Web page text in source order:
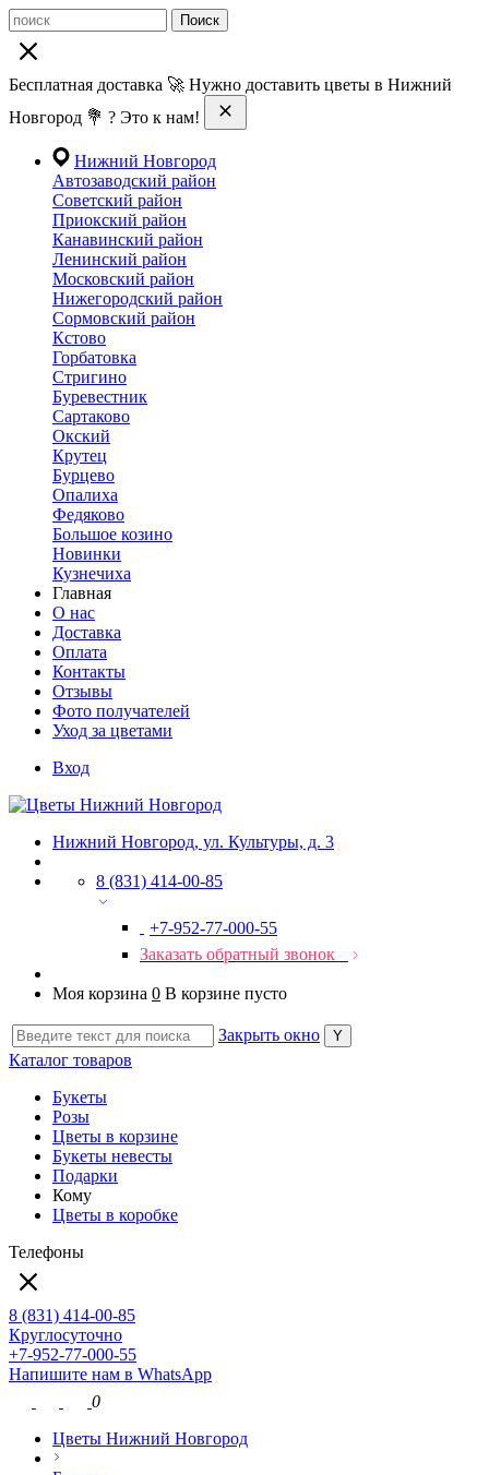
Поиск
Бесплатная доставка 🚀 Нужно доставить цветы в Нижний
Новгород 💐 ? Это к нам!
Нижний Новгород
Автозаводский район
Советский район
Приокский район
Канавинский район
Ленинский район
Московский район
Нижегородский район
Сормовский район
Кстово
Горбатовка
Стригино
Буревестник
Сартаково
Окский
Крутец
Бурцево
Опалиха
Федяково
Большое козино
Новинки
Кузнечиха
Главная
О нас
Доставка
Оплата
Контакты
Отзывы
Фото получателей
Уход за цветами
Вход
Нижний Новгород, ул. Культуры, д. 3
8 (831) 414-00-85
+7-952-77-000-55
Заказать обратный звонок
Моя корзина 0 В корзине пусто
Закрыть окно
Каталог товаров
Букеты
Розы
Цветы в корзине
Букеты невесты
Подарки
Кому
Цветы в коробке
Телефоны
8 (831) 414-00-85
Круглосуточно
+7-952-77-000-55
Напишите нам в WhatsApp
0
Цветы Нижний Новгород